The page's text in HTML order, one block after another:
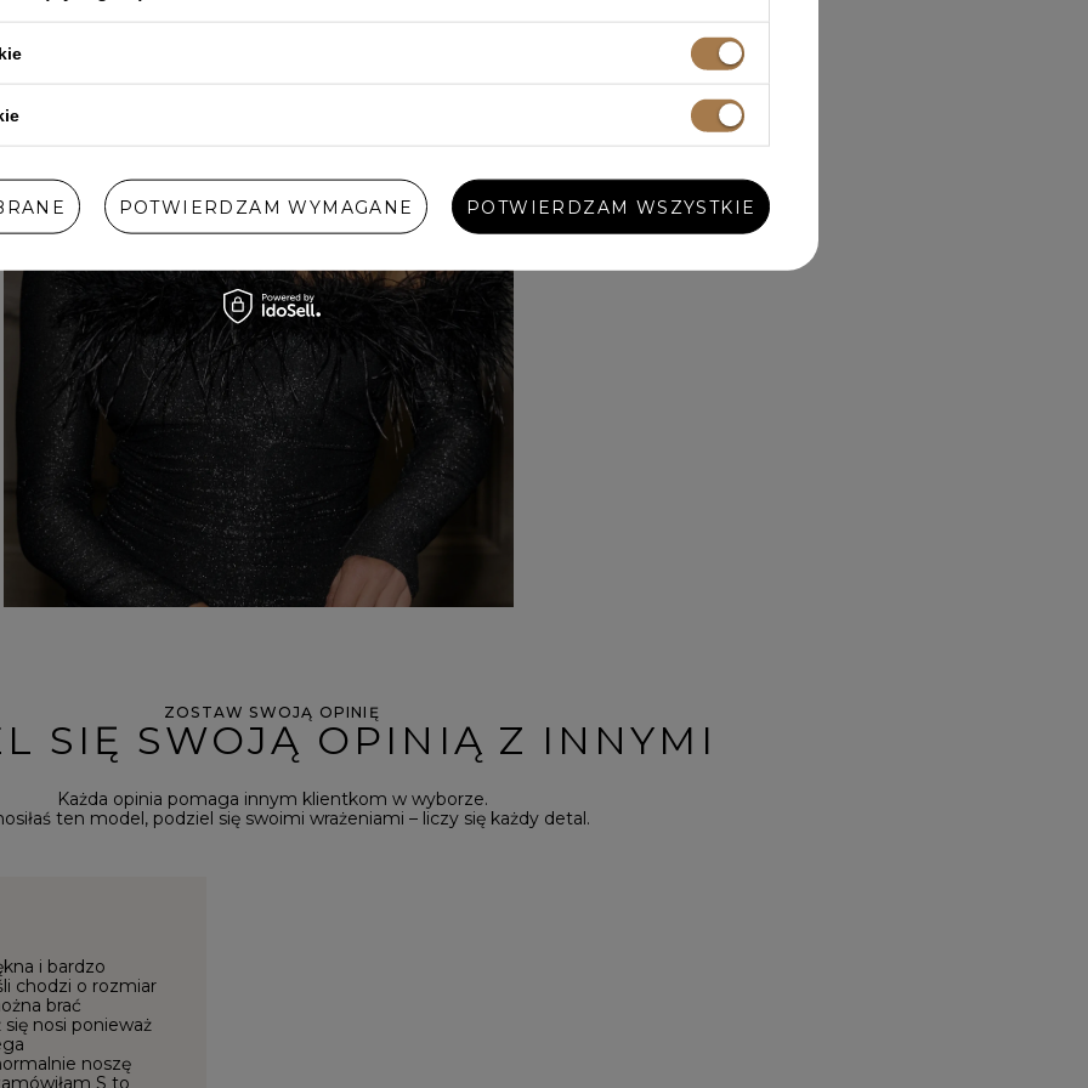
ZOSTAW SWOJĄ OPINIĘ
SIĘ SWOJĄ OPINIĄ Z INNYMI
Każda opinia pomaga innym klientkom w wyborze.
ten model, podziel się swoimi wrażeniami – liczy się każdy detal.
i bardzo
chodzi o rozmiar
brać
nosi ponieważ
noszę
POTWIERDZAM WYMAGANE POTWIERDZAM WSZYSTKIE